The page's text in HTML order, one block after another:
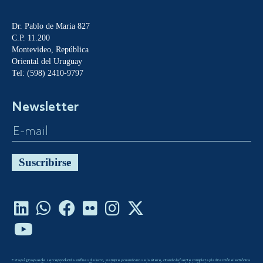
Dr. Pablo de Maria 827
C.P. 11.200
Montevideo, República
Oriental del Uruguay
Tel: (598) 2410-9797
Newsletter
Suscribirse
Esta página puede ser reproducida sin fines de lucro, siempre y cuando no se la altere, citando la fuente completa y la dirección electrónica